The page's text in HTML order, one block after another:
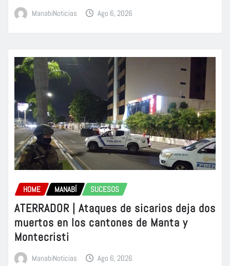
ManabiNoticias Ago 6, 2026
HOME MANABÍ SUCESOS
ATERRADOR | Ataques de sicarios deja dos
muertos en los cantones de Manta y
Montecristi
ManabiNoticias Ago 6, 2026